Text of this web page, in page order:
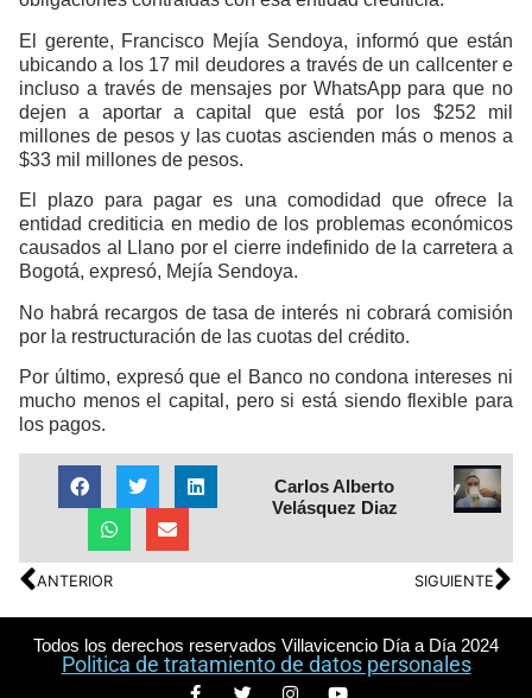
El gerente, Francisco Mejía Sendoya, informó que están
ubicando a los 17 mil deudores a través de un callcenter e
incluso a través de mensajes por WhatsApp para que no
dejen a aportar a capital que está por los $252 mil
millones de pesos y las cuotas ascienden más o menos a
$33 mil millones de pesos.
El plazo para pagar es una comodidad que ofrece la
entidad crediticia en medio de los problemas económicos
causados al Llano por el cierre indefinido de la carretera a
Bogotá, expresó, Mejía Sendoya.
No habrá recargos de tasa de interés ni cobrará comisión
por la restructuración de las cuotas del crédito.
Por último, expresó que el Banco no condona intereses ni
mucho menos el capital, pero si está siendo flexible para
los pagos.
Carlos Alberto
Velásquez Diaz
ANTERIOR SIGUIENTE
Todos los derechos reservados Villavicencio Día a Día 2024
Politica de tratamiento de datos personales